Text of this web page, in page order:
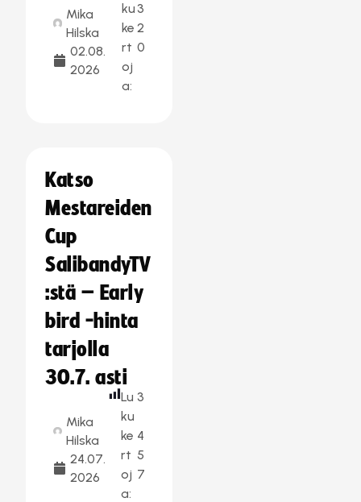
Mika
Hilska
02.08.
2026
ku
ke
rt
oj
a:
3
2
0
Katso
Mestareiden
Cup
SalibandyTV
:stä – Early
bird -hinta
tarjolla
30.7. asti
Mika
Hilska
24.07.
2026
Lu
ku
ke
rt
oj
a:
3
4
5
7